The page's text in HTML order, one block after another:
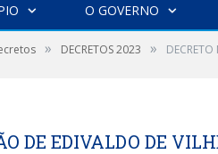
O GOVERNO
» DECRETOS 2023 »
DE EDIVALDO DE